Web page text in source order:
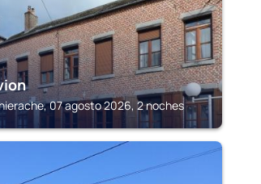
07 agosto 2026, 2 noches